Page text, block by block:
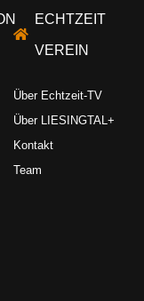
ECHTZEIT
VEREIN
Über Echtzeit-TV
Über LIESINGTAL+
Kontakt
Team